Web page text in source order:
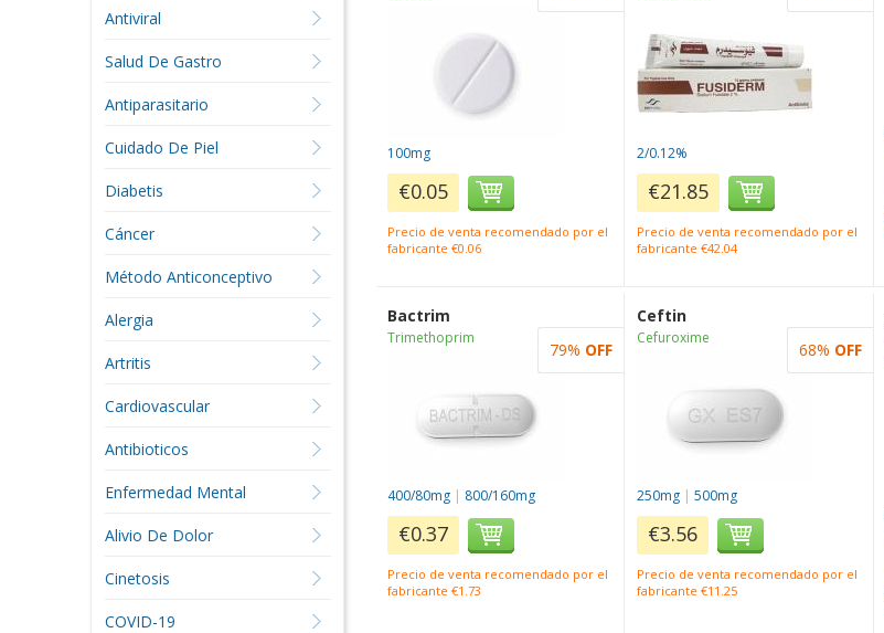
100mg
€0.05
Precio de venta recomendado por el
fabricante €0.06
2/0.12%
€21.85
Precio de venta recomendado por el
fabricante €42.04
Bactrim
Trimethoprim
400/80mg | 800/160mg
€0.37
Precio de venta recomendado por el
fabricante €1.73
79% OFF
Ceftin
Cefuroxime
250mg| 500mg
€3.56
Precio de venta recomendado por el
fabricante €11.25
68% OFF
Antiviral
Salud De Gastro
Antiparasitario
Cuidado De Piel
Diabetis
Cáncer
Método Anticonceptivo
Alergia
Artritis
Cardiovascular
Antibioticos
Enfermedad Mental
Alivio De Dolor
Cinetosis
COVID-19